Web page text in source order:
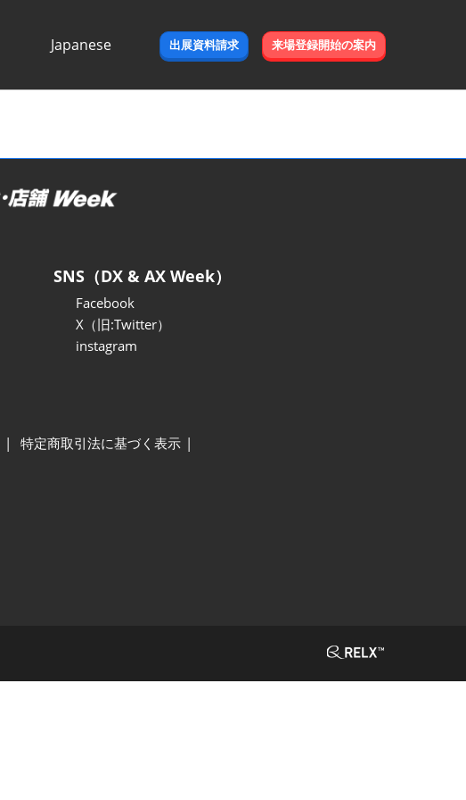
Japanese
出展資料請求 来場登録開始の案内
SNS（DX & AX Week）
Facebook
X（旧:Twitter）
instagram
特定商取引法に基づく表示